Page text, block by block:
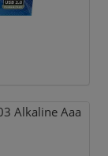
Alkaline Aaa